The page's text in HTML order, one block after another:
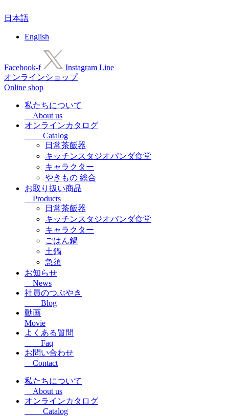
ン
ス
キ
日本語
English
Facebook-f Instagram Line
オンラインショップ
Online shop
私たちについて
About us
オンラインカタログ
Catalog
日常茶飯器
キッチンスタジオパンダ食堂
キャラクター
やきもの 総合
お取り扱い商品
Products
日常茶飯器
キッチンスタジオパンダ食堂
キャラクター
ごはん鍋
土鍋
急須
お知らせ
News
社員のつぶやき
Blog
動画
Movie
よくある質問
Faq
お問い合わせ
Contact
私たちについて
About us
オンラインカタログ
Catalog